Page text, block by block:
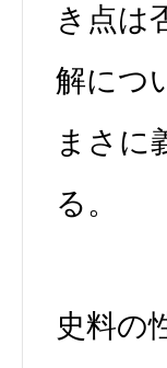
き点は
解につ
まさに
る。
史料の